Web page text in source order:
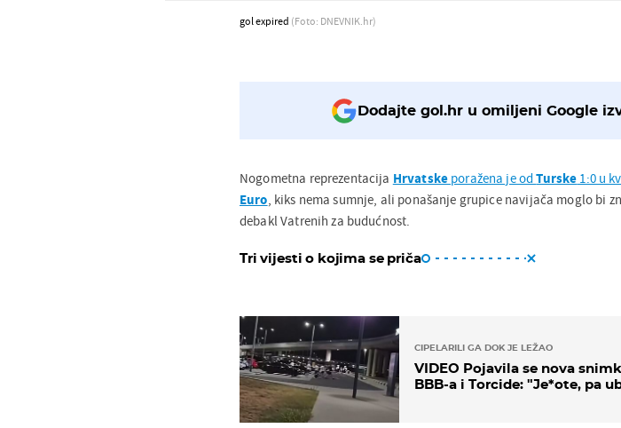
gol expired (Foto: DNEVNIK.hr)
Dodajte gol.hr u omiljeni Google
Nogometna reprezentacija Hrvatske poražena je odTurske 1:0 u
Euro, kiks nema sumnje, ali ponašanje grupice navijača moglo bi
debakl Vatrenih za budućnost.
Tri vijesti o kojima se priča
CIPELARILI GA DOK JE LEŽAO
VIDEO Pojavila se nova
BBB-a i Torcide: "Je*ote, pa